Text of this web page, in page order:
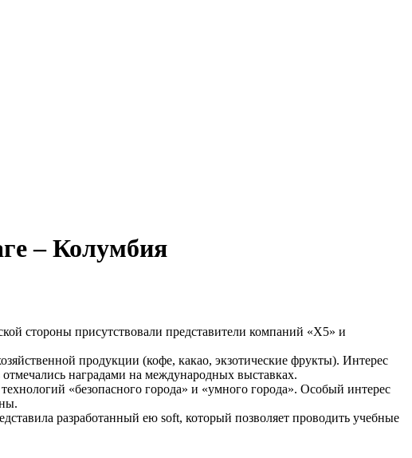
– Колумбия
стороны присутствовали представители компаний «Х5» и
продукции (кофе, какао, экзотические фрукты). Интерес
наградами на международных выставках.
«безопасного города» и «умного города». Особый интерес
разработанный ею soft, который позволяет проводить учебные